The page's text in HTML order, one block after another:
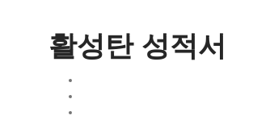
활성탄 성적서